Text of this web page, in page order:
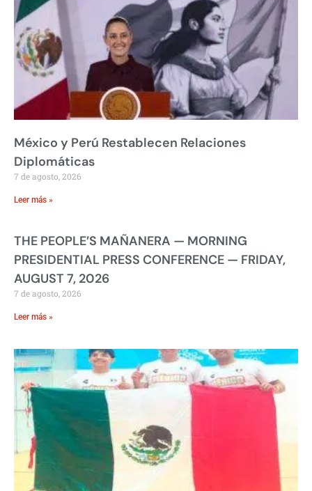
México y Perú Restablecen Relaciones
Diplomáticas
7 de agosto, 2026
Leer más »
THE PEOPLE’S MAÑANERA — MORNING
PRESIDENTIAL PRESS CONFERENCE — FRIDAY,
AUGUST 7, 2026
7 de agosto, 2026
Leer más »